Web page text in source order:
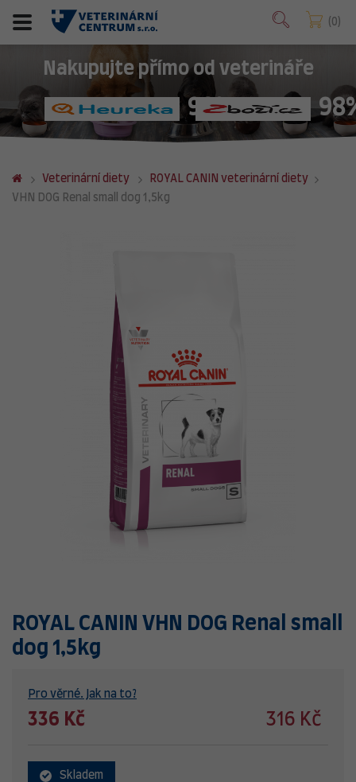
0
Nakupujte přímo od veterináře
98%
Veterinární diety
ROYAL CANIN veterinární diety
VHN DOG Renal small dog 1,5kg
ROYAL CANIN VHN DOG Renal small
dog 1,5kg
Pro věrné. Jak na to?
336 Kč 316 Kč
Skladem